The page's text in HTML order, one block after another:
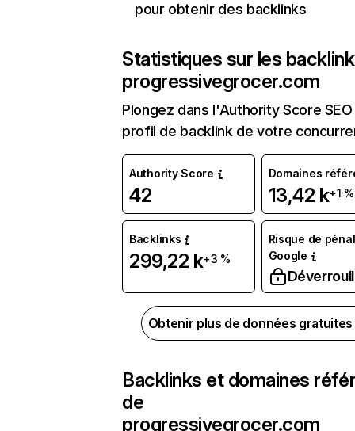
pour obtenir des backlinks
Statistiques sur les
progressivegrocer.com
Plongez dans l'Authority Score
profil de backlink de votre
Authority Score
42
Domaines
13,42 k+1 %
Backlinks
299,22 k+3 %
Risque de
Google
Obtenir plus de données
Backlinks et domaines
de
progressivegrocer.com